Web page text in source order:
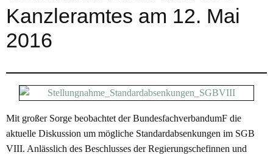
Kanzleramtes am 12. Mai
2016
Mit großer Sorge beobachtet der BundesfachverbandumF die
aktuelle Diskussion um mögliche Standardabsenkungen im SGB
VIII. Anlässlich des Beschlusses der Regierungschefinnen und